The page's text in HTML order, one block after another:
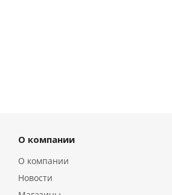
О компании
О компании
Новости